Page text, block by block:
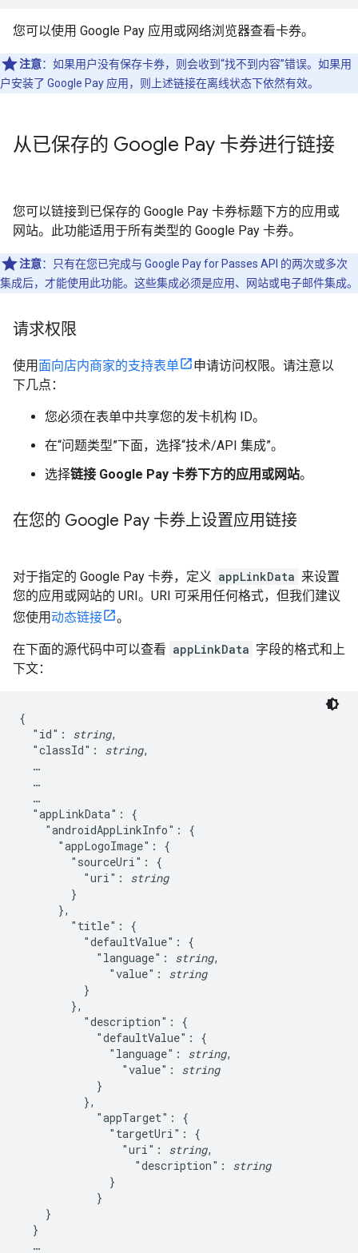
您可以使用 Google Pay 应用或网络浏览器查看卡券。
注意：如果用户没有保存卡券，则会收到“找不到内容”错误。如果用
户安装了 Google Pay 应用，则上述链接在离线状态下依然有效。
从已保存的 Google Pay 卡券进行链接
您可以链接到已保存的 Google Pay 卡券标题下方的应用或
网站。此功能适用于所有类型的 Google Pay 卡券。
注意：只有在您已完成与 Google Pay for Passes API 的两次或多次
集成后，才能使用此功能。这些集成必须是应用、网站或电子邮件集成。
请求权限
使用 面向店内商家的支持表单
申请访问权限。请注意以
下几点：
您必须在表单中共享您的发卡机构 ID。
在“问题类型”下面，选择“技术/API 集成”。
选择链接 Google Pay 卡券下方的应用或网站。
在您的 Google Pay 卡券上设置应用链接
对于指定的 Google Pay 卡券，定义 appLinkData 来设置
您的应用或网站的 URI。URI 可采用任何格式，但我们建议
您使用动态链接 。
在下面的源代码中可以查看 appLinkData 字段的格式和上
下文：
{
  "id":
string,
  "classId":
string,
  …
  …
  …
  "appLinkData": {
    "androidAppLinkInfo": {
      "appLogoImage": {
        "sourceUri": {
          "uri":
string
        }
      },
        "title": {
          "defaultValue": {
            "language":
string,
              "value":
string
          }
        },
          "description": {
            "defaultValue": {
              "language":
string,
                "value":
string
            }
          },
            "appTarget": {
              "targetUri": {
                "uri":
string,
                  "description":
string
              }
            }
    }
  }
  …